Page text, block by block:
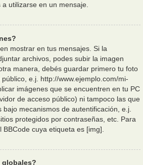
utilizarse en un mensaje.
mostrar en tus mensajes. Si la
archivos, podes subir la imagen
manera, debés guardar primero tu foto
e.j. http://www.ejemplo.com/mi-
imágenes que se encuentren en tu PC
de acceso público) ni tampoco las que
mecanismos de autentificación, e.j.
protegidos por contraseñas, etc. Para
cuya etiqueta es [img].
globales?